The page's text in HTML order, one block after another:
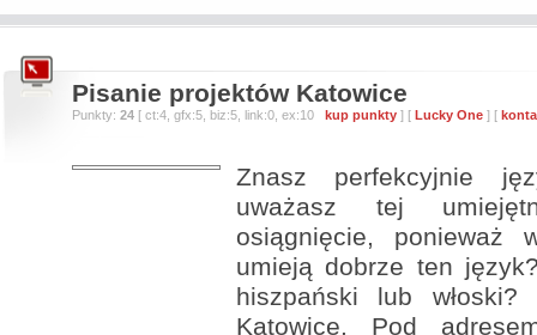
Pisanie projektów Katowice
Punkty: 24 [ ct:4, gfx:5, biz:5, link:0, ex:10 kup punkty ] [ Lucky One ] [
Znasz perfekcyjnie
uważasz tej
osiągnięcie, ponieważ
umieją dobrze ten
hiszpański lub
Katowice. Pod